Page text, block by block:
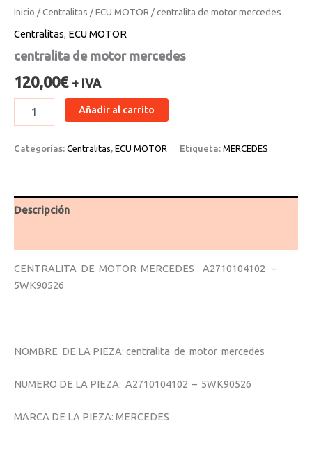
Inicio /Centralitas /ECU MOTOR/ centralita de motor mercedes
Centralitas, ECU MOTOR
centralita de motor mercedes
120,00€ + IVA
Añadir al carrito
Categorías: Centralitas, ECU MOTOR Etiqueta: MERCEDES
Descripción
CENTRALITA DE MOTOR MERCEDES A2710104102 –
5WK90526
NOMBRE DE LA PIEZA: centralita de motor mercedes
NUMERO DE LA PIEZA: A2710104102 – 5WK90526
MARCA DE LA PIEZA: MERCEDES